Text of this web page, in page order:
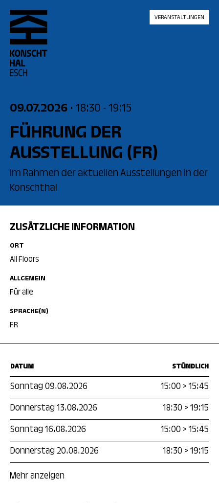
skip_to_content
VERANSTALTUNGEN
09.07.2026 • 18:30 - 19:15
FÜHRUNG DER
AUSSTELLUNG (FR)
Im Rahmen der aktuellen Ausstellungen in der
Konschthal
DATUM STÜNDLICH
Sonntag 09.08.2026 15:00 >15:45
Donnerstag 13.08.2026
18:30 >19:15
Sonntag 16.08.2026
15:00 >15:45
Donnerstag 20.08.2026
18:30 >19:15
Mehr anzeigen
ZUSÄTZLICHE INFORMATION
ORT
All Floors
ALLGEMEIN
Für alle
SPRACHE(N)
FR